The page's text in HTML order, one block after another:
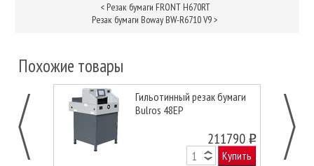
< Резак бумаги FRONT H670RT
Резак бумаги Boway BW-R6710 V9>
Похожие товары
Гильотинный резак бумаги
Bulros 48EP
211790 o
Купить